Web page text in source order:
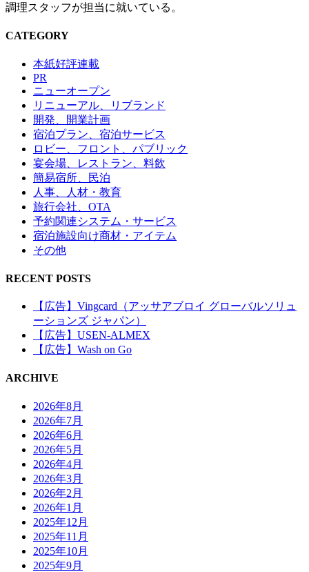
調理スタッフが担当に就いている。
CATEGORY
本紙好評連載
PR
ニューオープン
リニューアル、リブランド
開発、開業計画
宿泊プラン、宿泊サービス
ロビー、フロント、パブリック
宴会場、レストラン、料飲
簡易宿所、民泊
人事、人材・教育
旅行会社、OTA
予約関連システム・サービス
宿泊施設向け商材・アイテム
その他
RECENT POSTS
【広告】Vingcard（アッサアブロイ グローバルソリュ
ーションズ ジャパン）
【広告】USEN-ALMEX
【広告】Wash on Go
ARCHIVE
2026年8月
2026年7月
2026年6月
2026年5月
2026年4月
2026年3月
2026年2月
2026年1月
2025年12月
2025年11月
2025年10月
2025年9月